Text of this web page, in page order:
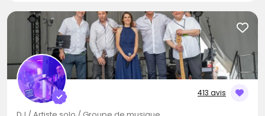
413 avis